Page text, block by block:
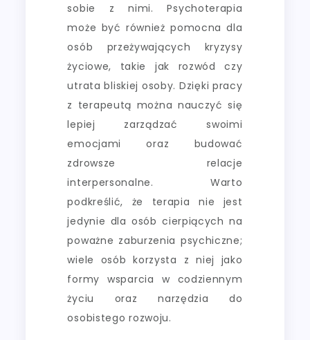
sobie z nimi. Psychoterapia
może być również pomocna dla
osób przeżywających kryzysy
życiowe, takie jak rozwód czy
utrata bliskiej osoby. Dzięki pracy
z terapeutą można nauczyć się
lepiej zarządzać swoimi
emocjami oraz budować
zdrowsze relacje
interpersonalne. Warto
podkreślić, że terapia nie jest
jedynie dla osób cierpiących na
poważne zaburzenia psychiczne;
wiele osób korzysta z niej jako
formy wsparcia w codziennym
życiu oraz narzędzia do
osobistego rozwoju.